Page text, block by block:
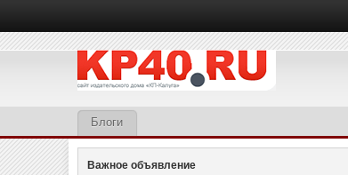
Блоги
Важное объявление